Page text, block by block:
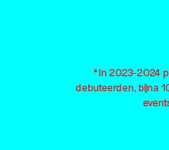
*In 2023-2024
debuteerden, bijna